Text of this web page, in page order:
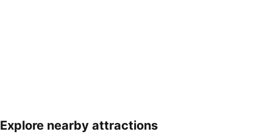
展開地圖
Explore nearby attractions